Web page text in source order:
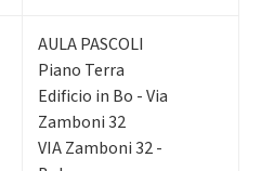
AULA PASCOLI
Piano Terra
Edificio in Bo - Via
Zamboni 32
VIA Zamboni 32 -